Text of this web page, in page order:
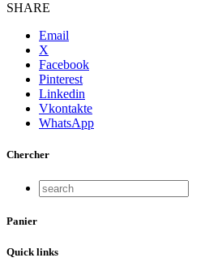
SHARE
Email
X
Facebook
Pinterest
Linkedin
Vkontakte
WhatsApp
Chercher
Panier
Quick links